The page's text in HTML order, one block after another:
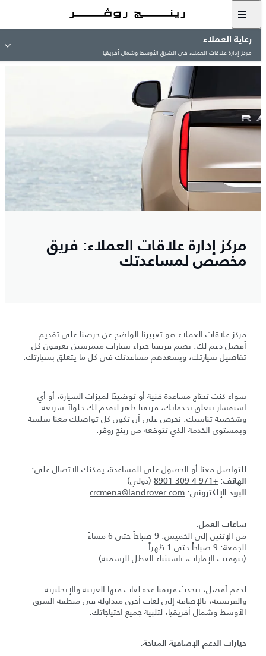
رعاية العملاء
مركز إدارة علاقات العملاء في الشرق الأوسط وشمال أفريقيا
مركز إدارة علاقات العملاء: فريق
مخصص لمساعدتك
مركز علاقات العملاء هو تعبيرنا الواضح عن حرصنا على تقديم
أفضل دعم لك. يضم فريقنا خبراء سيارات متمرسين يعرفون كل
تفاصيل سيارتك، ويسعدهم مساعدتك في كل ما يتعلق بسيارتك.
سواء كنت تحتاج مساعدة فنية أو توضيحًا لميزات السيارة، أو أي
استفسار يتعلق بخدماتك، فريقنا جاهز ليقدم لك حلولاً سريعة
وشخصية تناسبك. نحرص على أن تكون كل تواصلك معنا سلسة
وبمستوى الخدمة الذي تتوقعه من رينج روڤر.
للتواصل معنا أو الحصول على المساعدة، يمكنك الاتصال على:
الهاتف:
+971 4 309 8901 (دولي)
البريد الإلكتروني:
crcmena@landrover.com
ساعات العمل:
من الإثنين إلى الخميس: 9 صباحاً حتى 6 مساءً
الجمعة: 9 صباحاً حتى 1 ظهراً
(بتوقيت الإمارات، باستثناء العطل الرسمية)
لدعم أفضل، يتحدث فريقنا عدة لغات منها العربية والإنجليزية
والفرنسية، بالإضافة إلى لغات أخرى متداولة في منطقة الشرق
الأوسط وشمال أفريقيا، لتلبية جميع احتياجاتك.
خيارات الدعم الإضافية المتاحة: